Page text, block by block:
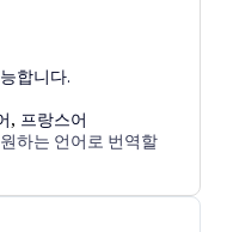
합니다.
, 프랑스어
하는 언어로 번역할